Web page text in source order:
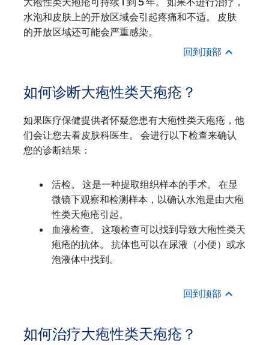
水泡和皮肤上的开放区域会引起疼痛和不适。 皮肤
的开放区域还可能会严重感染。
回到顶部
如何诊断大疱性类天疱疮？
如果医疗保健提供者怀疑您患有大疱性类天疱疮，他
们会让您去看皮肤科医生。 会进行以下检查来确认
您的诊断结果：
活检。 这是一种提取组织样本的手术。 在显
微镜下观察和检测样本，以确认水泡是由大疱
性类天疱疮引起。
血液检查。 这项检查可以找到导致大疱性类天
疱疮的抗体。 抗体也可以在尿液（小便）或水
泡液体中找到。
回到顶部
如何治疗大疱性类天疱疮？